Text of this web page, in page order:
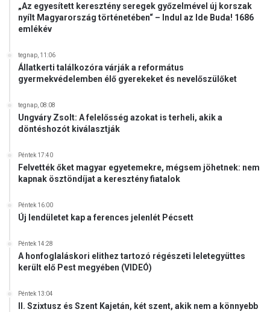
„Az egyesített keresztény seregek győzelmével új korszak
nyílt Magyarország történetében“ – Indul az Ide Buda! 1686
emlékév
tegnap, 11:06
Állatkerti találkozóra várják a református
gyermekvédelemben élő gyerekeket és nevelőszülőket
tegnap, 08:08
Ungváry Zsolt: A felelősség azokat is terheli, akik a
döntéshozót kiválasztják
Péntek 17:40
Felvették őket magyar egyetemekre, mégsem jöhetnek: nem
kapnak ösztöndíjat a keresztény fiatalok
Péntek 16:00
Új lendületet kap a ferences jelenlét Pécsett
Péntek 14:28
A honfoglaláskori elithez tartozó régészeti leletegyüttes
került elő Pest megyében (VIDEÓ)
Péntek 13:04
II. Szixtusz és Szent Kajetán, két szent, akik nem a könnyebb